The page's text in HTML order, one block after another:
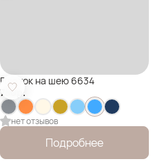
Платок на шею 6634
750 р.
нет отзывов
Подробнее